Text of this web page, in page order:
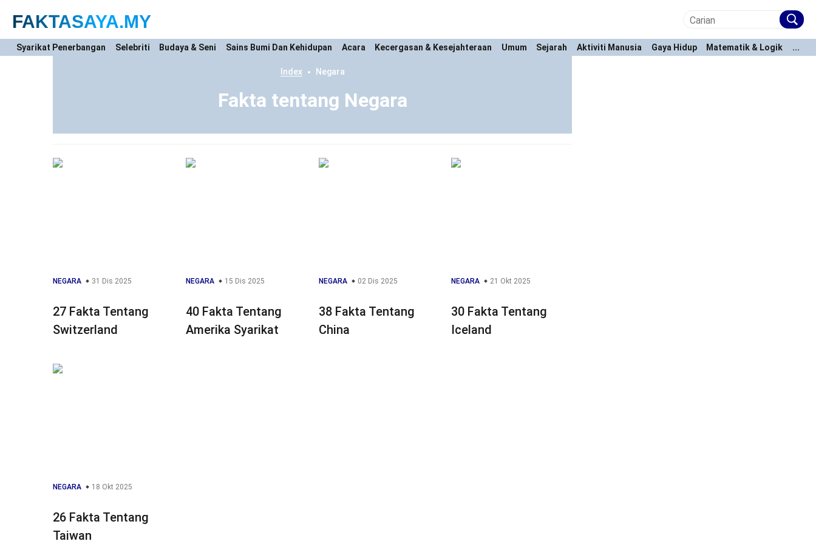
FAKTASAYA.MY
Syarikat Penerbangan Selebriti Budaya & Seni Sains Bumi Dan Kehidupan Acara Kecergasan & Kesejahteraan Umum Sejarah Aktiviti Manusia Gaya Hidup Matematik & Logik ...
Index Negara
Fakta tentang Negara
NEGARA 31 Dis 2025
27 Fakta Tentang
Switzerland
NEGARA 15 Dis 2025
40 Fakta Tentang
Amerika Syarikat
NEGARA 02 Dis 2025
38 Fakta Tentang
China
NEGARA 21 Okt 2025
30 Fakta Tentang
Iceland
NEGARA 18 Okt 2025
26 Fakta Tentang
Taiwan